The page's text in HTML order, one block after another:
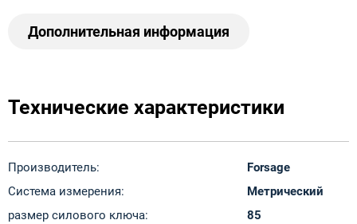
Дополнительная информация
Технические характеристики
Производитель:
Forsage
Система измерения:
Метрический
размер силового ключа:
85